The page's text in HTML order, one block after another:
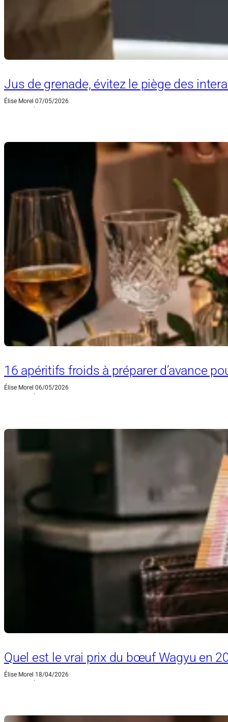
Jus de grenade, évitez le piège des
Élise Morel
·
07/05/2026
16 apéritifs froids à préparer d’avance
Élise Morel
·
06/05/2026
Quel est le vrai prix du bœuf Wagyu en
Élise Morel
·
18/04/2026